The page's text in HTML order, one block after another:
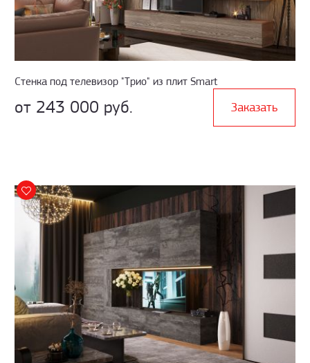
Стенка под телевизор "Трио" из плит Smart
от 243 000 руб. Заказать